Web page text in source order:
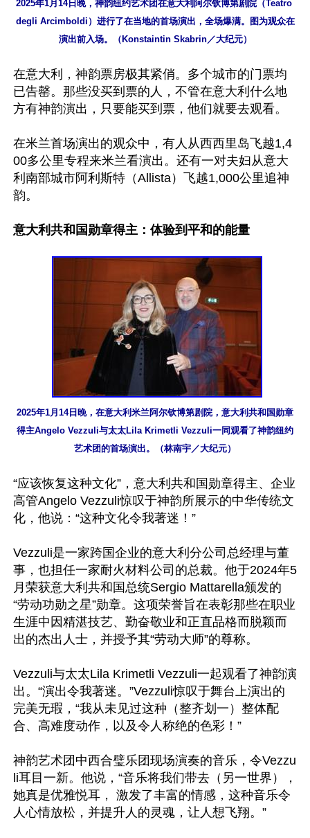
2025年1月14日晚，神韵纽约艺术团在意大利阿尔钦博第剧院（Teatro
degli Arcimboldi）进行了在当地的首场演出，全场爆满。图为观众在
演出前入场。（Konstaintin Skabrin／大纪元）
在意大利，神韵票房极其紧俏。多个城市的门票均
已告罄。那些没买到票的人，不管在意大利什么地
方有神韵演出，只要能买到票，他们就要去观看。
在米兰首场演出的观众中，有人从西西里岛飞越1,4
00多公里专程来米兰看演出。还有一对夫妇从意大
利南部城市阿利斯特（Allista）飞越1,000公里追神
韵。
意大利共和国勋章得主：体验到平和的能量
2025年1月14日晚，在意大利米兰阿尔钦博第剧院，意大利共和国勋章
得主Angelo Vezzuli与太太Lila Krimetli Vezzuli一同观看了神韵纽约
艺术团的首场演出。（林南宇／大纪元）
“应该恢复这种文化”，意大利共和国勋章得主、企业
高管Angelo Vezzuli惊叹于神韵所展示的中华传统文
化，他说：“这种文化令我著迷！”
Vezzuli是一家跨国企业的意大利分公司总经理与董
事，也担任一家耐火材料公司的总裁。他于2024年5
月荣获意大利共和国总统Sergio Mattarella颁发的
“劳动功勋之星”勋章。这项荣誉旨在表彰那些在职业
生涯中因精湛技艺、勤奋敬业和正直品格而脱颖而
出的杰出人士，并授予其“劳动大师”的尊称。
Vezzuli与太太Lila Krimetli Vezzuli一起观看了神韵演
出。“演出令我著迷。”Vezzuli惊叹于舞台上演出的
完美无瑕，“我从未见过这种（整齐划一）整体配
合、高难度动作，以及令人称绝的色彩！”
神韵艺术团中西合璧乐团现场演奏的音乐，令Vezzu
li耳目一新。他说，“音乐将我们带去（另一世界），
她真是优雅悦耳， 激发了丰富的情感，这种音乐令
人心情放松，并提升人的灵魂，让人想飞翔。”